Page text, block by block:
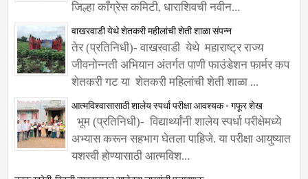
जिल्हा काँग्रेस कमिटी, धाराशिवची नवीन...
वाखरवाडी येथे शेतकरी महीलांची शेती शाळा संपन्न
तेर (प्रतिनिधी)- वाखरवाडी येथे महाराष्ट्र राज्य
जीवनोन्नती अभियान अंतर्गत पाणी फाउंडेशन फार्मर कप
शेतकरी गट या शेतकरी महिलांची शेती शाळा ...
आत्मविश्वासासाठी शालेय स्पर्धा परीक्षा आवश्यक - गफूर शेख
भूम (प्रतिनिधी)- विद्यार्थ्यांनी शालेय स्पर्धा परीक्षेमध्ये
अभ्यास करून सहभाग घेतला पाहिजे. या परीक्षा आयुष्यात
यशस्वी होण्यासाठी आत्मविश...